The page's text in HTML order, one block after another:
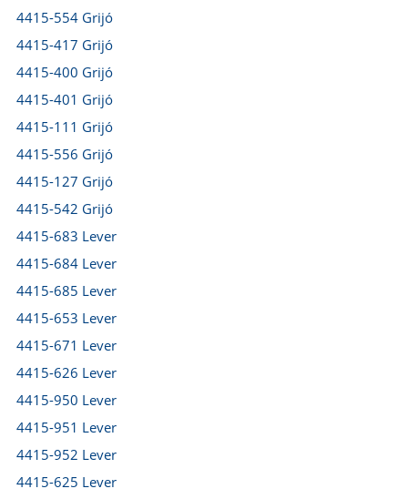
4415-554 Grijó
4415-417 Grijó
4415-400 Grijó
4415-401 Grijó
4415-111 Grijó
4415-556 Grijó
4415-127 Grijó
4415-542 Grijó
4415-683 Lever
4415-684 Lever
4415-685 Lever
4415-653 Lever
4415-671 Lever
4415-626 Lever
4415-950 Lever
4415-951 Lever
4415-952 Lever
4415-625 Lever